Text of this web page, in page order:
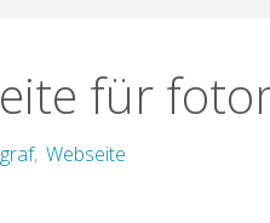
für
, Webseite